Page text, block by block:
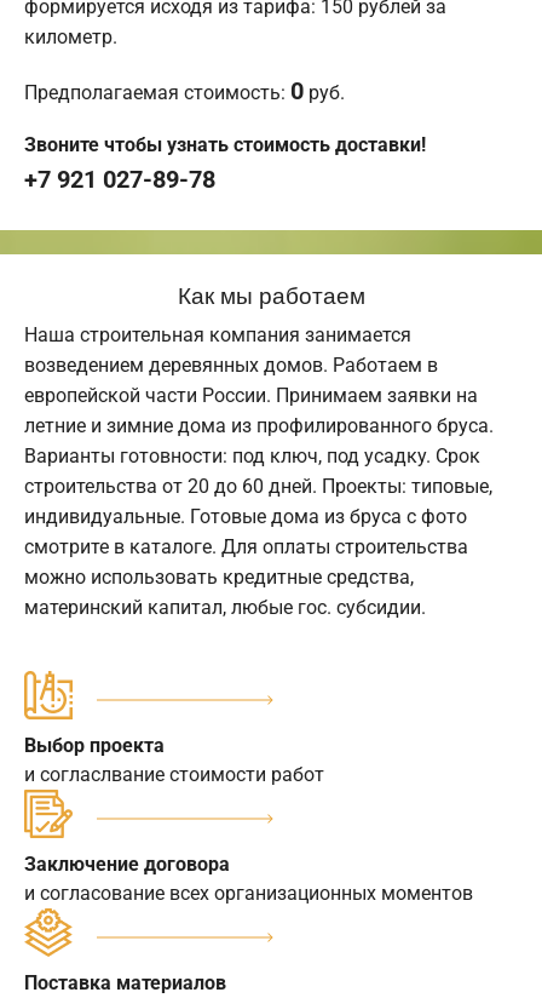
формируется исходя из тарифа: 150 рублей за
километр.
Предполагаемая стоимость: 0 руб.
Звоните чтобы узнать стоимость доставки!
+7 921 027-89-78
Как мы работаем
Наша строительная компания занимается
возведением деревянных домов. Работаем в
европейской части России. Принимаем заявки на
летние и зимние дома из профилированного бруса.
Варианты готовности: под ключ, под усадку. Срок
строительства от 20 до 60 дней. Проекты: типовые,
индивидуальные. Готовые дома из бруса с фото
смотрите в каталоге. Для оплаты строительства
можно использовать кредитные средства,
материнский капитал, любые гос. субсидии.
Выбор проекта
и согласлвание стоимости работ
Заключение договора
и согласование всех организационных моментов
Поставка материалов